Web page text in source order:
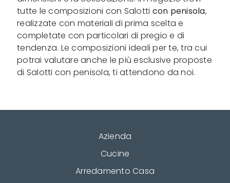
tutte le composizioni con Salotti con penisola,
realizzate con materiali di prima scelta e
completate con particolari di pregio e di
tendenza. Le composizioni ideali per te, tra cui
potrai valutare anche le più esclusive proposte
di Salotti con penisola, ti attendono da noi.
Azienda
Cucine
Arredamento Casa